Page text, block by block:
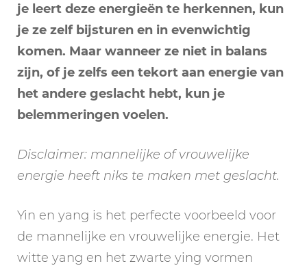
je leert deze energieën te herkennen, kun
je ze zelf bijsturen en in evenwichtig
komen. Maar wanneer ze niet in balans
zijn, of je zelfs een tekort aan energie van
het andere geslacht hebt, kun je
belemmeringen voelen.
Disclaimer: mannelijke of vrouwelijke
energie heeft niks te maken met geslacht.
Yin en yang is het perfecte voorbeeld voor
de mannelijke en vrouwelijke energie. Het
witte yang en het zwarte ying vormen